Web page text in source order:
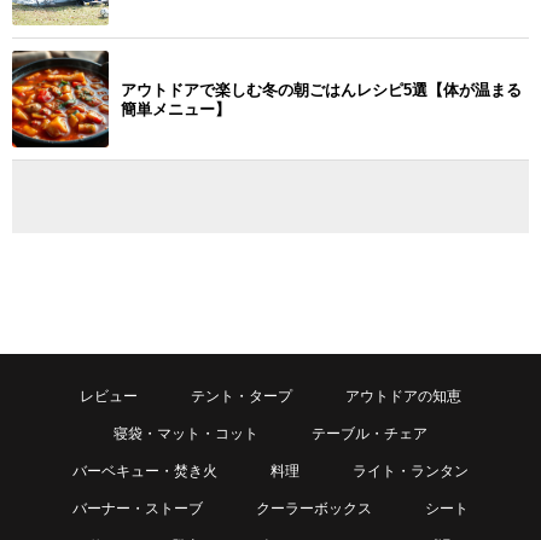
アウトドアで楽しむ冬の朝ごはんレシピ5選【体が温まる
簡単メニュー】
レビュー テント・タープ アウトドアの知恵
寝袋・マット・コット テーブル・チェア
バーベキュー・焚き火 料理 ライト・ランタン
バーナー・ストーブ クーラーボックス シート